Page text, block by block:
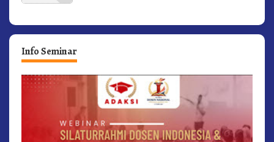
Info Seminar